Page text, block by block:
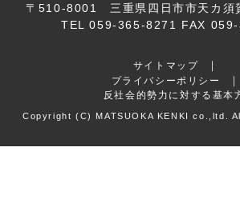
〒510-8001 三重県四日市市天カ須
TEL 059-365-8271 FAX
サイトマップ
プライバシーポリシー
反社会的勢力に対する基本
Copyright (C) MATSUOKA KENKI co.,ltd.